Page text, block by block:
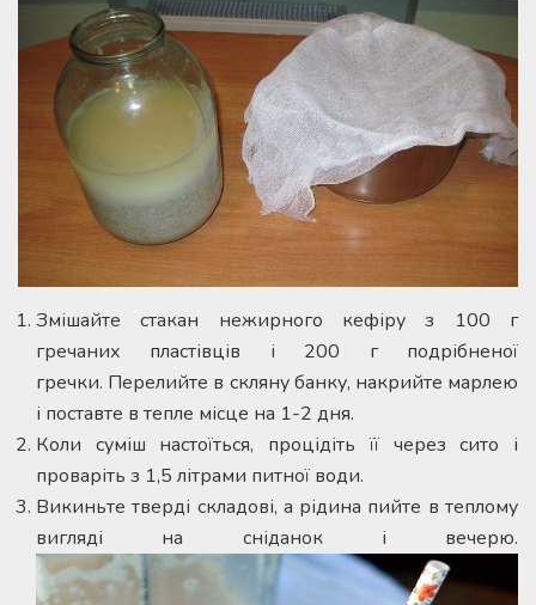
Змішайте стакан нежирного кефіру з 100 г
гречаних пластівців і 200 г подрібненої
гречки. Перелийте в скляну банку, накрийте марлею
і поставте в тепле місце на 1-2 дня.
Коли суміш настоїться, процідіть її через сито і
проваріть з 1,5 літрами питної води.
Викиньте тверді складові, а рідина пийте в теплому
вигляді на сніданок і вечерю.